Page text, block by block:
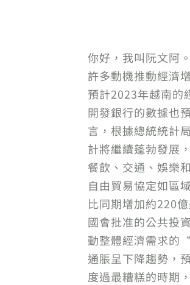
你好，我叫阮文阿
許多動機推動經濟
預計2023年越南的
開發銀行的數據也
言，根據總統統計
計將繼續蓬勃發展
餐飲、交通、娛樂
自由貿易協定如區
比同期增加約220
國會批准的公共投
動整體經濟需求的
通脹呈下降趨勢，
度過最糟糕的時期